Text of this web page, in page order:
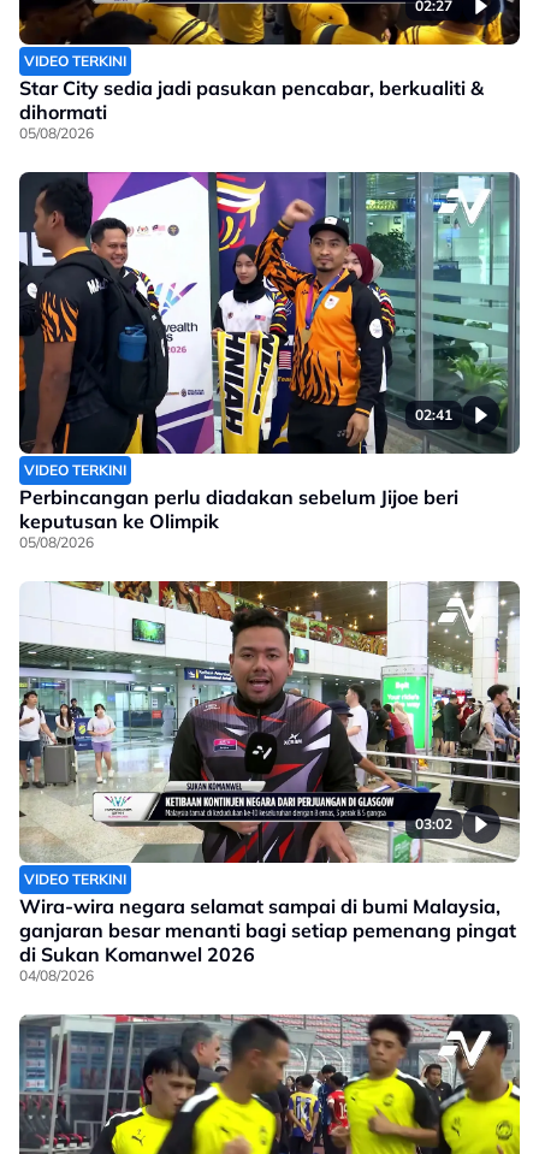
02:27
VIDEO TERKINI
Star City sedia jadi pasukan pencabar, berkualiti &
dihormati
05/08/2026
02:41
VIDEO TERKINI
Perbincangan perlu diadakan sebelum Jijoe beri
keputusan ke Olimpik
05/08/2026
03:02
VIDEO TERKINI
Wira-wira negara selamat sampai di bumi Malaysia,
ganjaran besar menanti bagi setiap pemenang pingat
di Sukan Komanwel 2026
04/08/2026